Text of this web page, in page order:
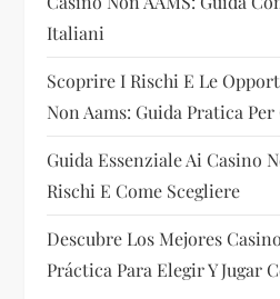
i
o
n
Italiani
Scoprire I Rischi E Le
Non Aams: Guida Pratica
Guida Essenziale Ai Casino
Rischi E Come Scegliere
Descubre Los Mejores
Práctica Para Elegir Y Jugar